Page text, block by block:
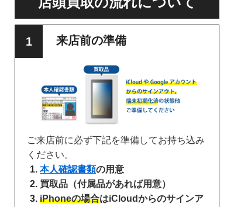
来店前の準備
ご来店前に必ず下記を準備してお持ち込み
ください。
本人確認書類の用意
買取品（付属品があれば用意）
iPhoneの場合はiCloudからのサインア